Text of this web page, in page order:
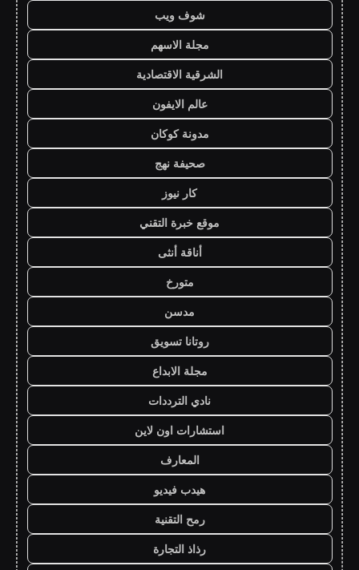
شوف ويب
مجلة الاسهم
الشرقية الاقتصادية
عالم الايفون
مدونة كوكان
صحيفة نهج
كار نيوز
موقع خبرة التقني
أناقة أنثى
متورخ
مدسن
روتانا تسويق
مجلة الابداع
نادي الترددات
استشارات اون لاين
المعارف
هيدب فيديو
رمح التقنية
رذاذ التجارة